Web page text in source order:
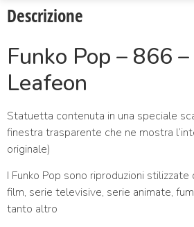
Descrizione
Funko Pop – 866
Leafeon
Statuetta contenuta in una speciale
finestra trasparente che ne mostra
originale)
I Funko Pop sono riproduzioni
film, serie televisive, serie animate,
tanto altro